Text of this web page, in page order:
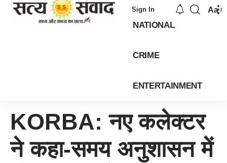
NATIONAL
CRIME
ENTERTAINMENT
Sign In Aa
KORBA: नए कलेक्टर
ने कहा-समय अनुशासन में